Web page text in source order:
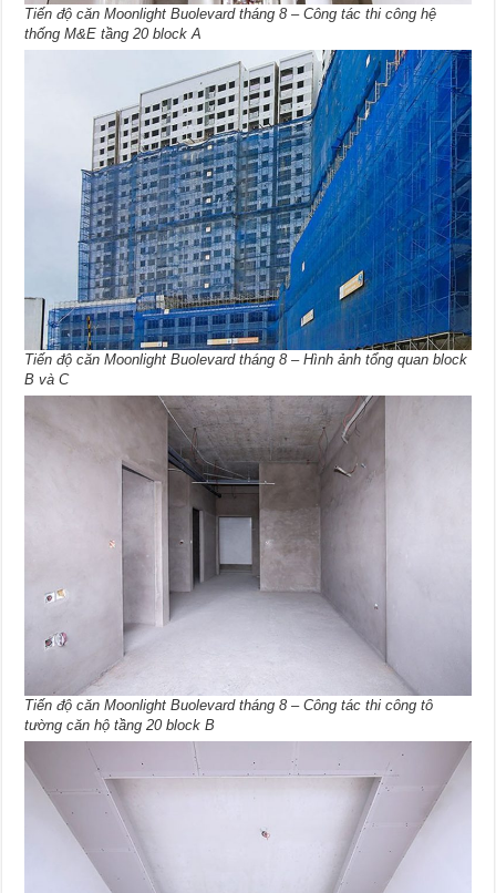
Tiến độ căn Moonlight Buolevard tháng 8 – Công tác thi công hệ
thống M&E tầng 20 block A
Tiến độ căn Moonlight Buolevard tháng 8 – Hình ảnh tổng quan block
B và C
Tiến độ căn Moonlight Buolevard tháng 8 – Công tác thi công tô
tường căn hộ tầng 20 block B